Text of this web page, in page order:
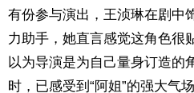
有份参与演出，王浈琳在剧中
力助手，她直言感觉这角色很
以为导演是为自己量身订造的
时，已感受到“阿姐”的强大气